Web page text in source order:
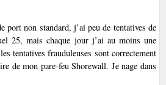
port non standard, j’ai peu de tentatives de
25, mais chaque jour j’ai au moins une
tentatives frauduleuses sont correctement
de mon pare-feu Shorewall. Je nage dans